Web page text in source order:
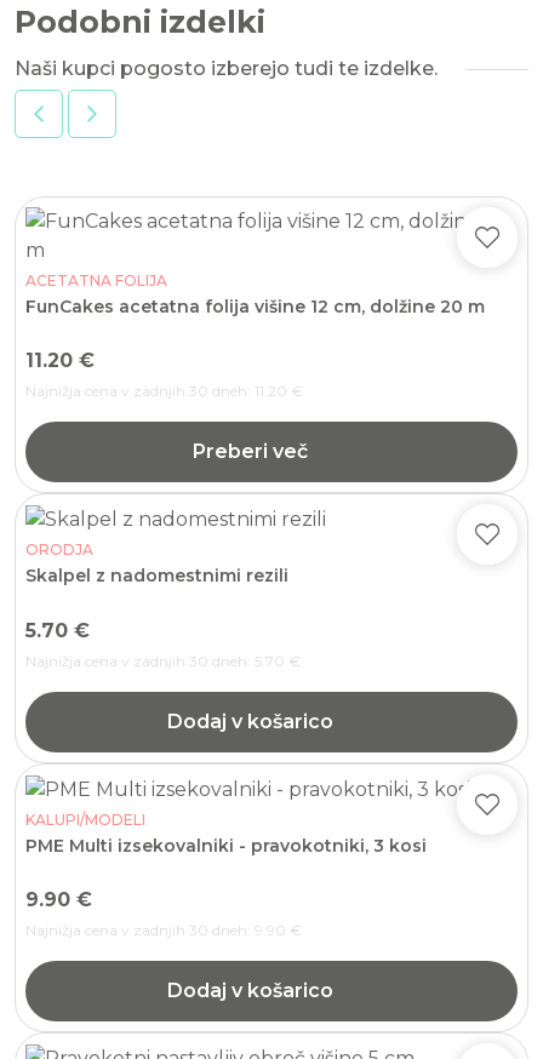
Podobni izdelki
Naši kupci pogosto izberejo tudi te izdelke.
ACETATNA FOLIJA
FunCakes acetatna folija višine 12 cm, dolžine 20 m
11.20 €
Najnižja cena v zadnjih 30 dneh: 11.20 €
Preberi več
ORODJA
Skalpel z nadomestnimi rezili
5.70 €
Najnižja cena v zadnjih 30 dneh: 5.70 €
Dodaj v košarico
KALUPI/MODELI
PME Multi izsekovalniki - pravokotniki, 3 kosi
9.90 €
Najnižja cena v zadnjih 30 dneh: 9.90 €
Dodaj v košarico